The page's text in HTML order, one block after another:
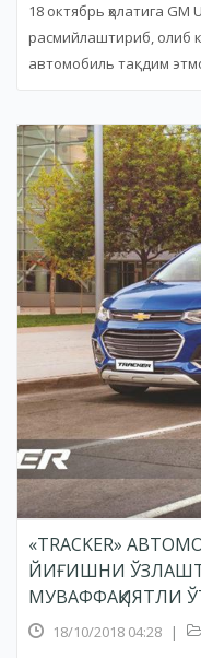
18 октябрь ҳолатига
расмийлаштириб, олиб
автомобиль тақдим
«TRACKER»
ЙИҒИШНИ
МУВАФФАҚИЯТЛИ
18/10/2018 04:28 |